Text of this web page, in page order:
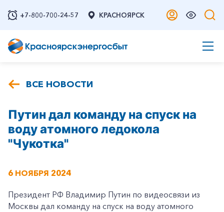
+7-800-700-24-57 КРАСНОЯРСК
ВСЕ НОВОСТИ
Путин дал команду на спуск на
воду атомного ледокола
"Чукотка"
6 НОЯБРЯ 2024
Президент РФ Владимир Путин по видеосвязи из
Москвы дал команду на спуск на воду атомного